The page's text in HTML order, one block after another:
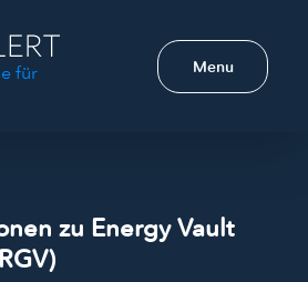
für
Menu
zu Energy Vault